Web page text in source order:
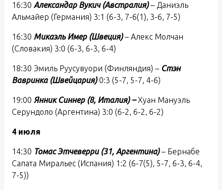
16:30 Александар Вукич (Австралия) – Даниэль
Альмайер (Германия) 3:1 (6-3, 7-6(1), 3-6, 7-5)
16:30 Микаэль Имер (Швеция) – Алекс Молчан
(Словакия) 3:0 (6-3, 6-3, 6-4)
18:30 Эмиль Руусувуори (Финляндия) – Стэн
Вавринка (Швейцария) 0:3 (5-7, 5-7, 4-6)
19:00 Янник Синнер (8, Италия) –Хуан Мануэль
Серундоло (Аргентина) 3:0 (6-2, 6-2, 6-2)
4 июля
14:30 Томас Этчеверри (31, Аргентина) – Бернабе
Сапата Миральес (Испания) 1:2 (6-7(5), 5-7, 6-3, 6-4,
7-5))